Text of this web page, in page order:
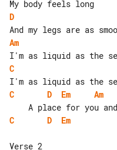
D
Am
C
C
D Em
Am
C
D Em